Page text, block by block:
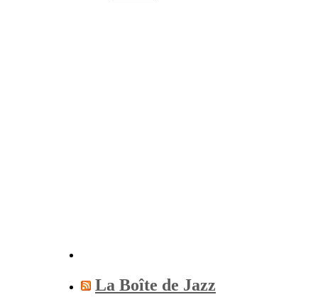
La Boîte de Jazz